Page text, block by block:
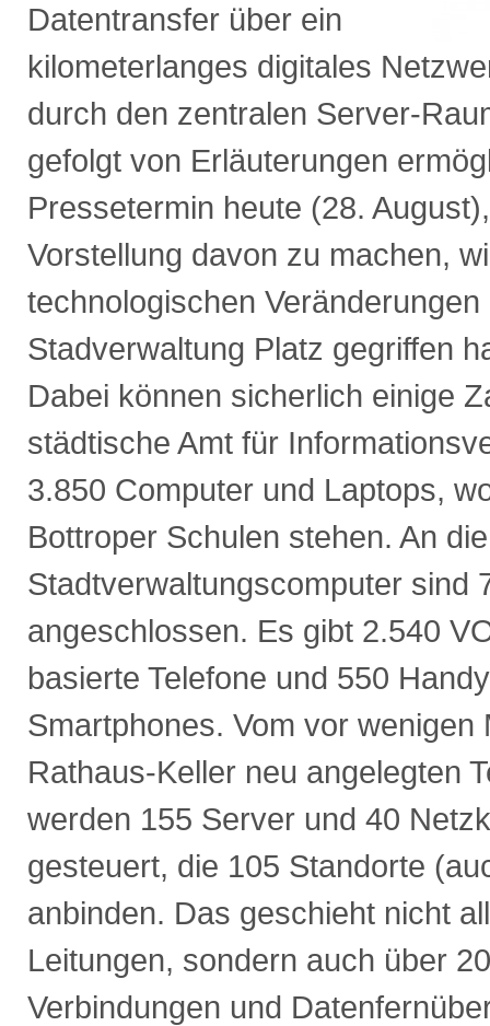
Datentransfer über ein
kilometerlanges digitales
durch den zentralen Server-
gefolgt von Erläuterungen
Pressetermin heute (28.
Vorstellung davon zu machen,
technologischen
Stadverwaltung Platz gegriffen
Dabei können sicherlich einige
städtische Amt für
3.850 Computer und Laptops,
Bottroper Schulen stehen. An
Stadtverwaltungscomputer sind
angeschlossen. Es gibt 2.540
basierte Telefone und 550
Smartphones. Vom vor wenigen
Rathaus-Keller neu angelegten
werden 155 Server und 40
gesteuert, die 105 Standorte
anbinden. Das geschieht nicht
Leitungen, sondern auch über
Verbindungen und